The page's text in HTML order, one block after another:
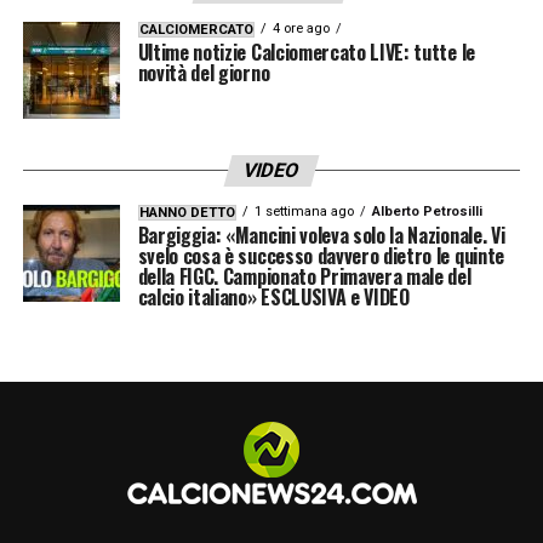
Roma comunica l’interruzione del prestito
di Leon Bailey. Il calciatore tornerà
all’Aston Villa. Il Club ringrazia Leon e gli
Trigoria senza rimpianti eccessivi da parte
della tifoseria, diventando una “meteora” in
una stagione in cui la Roma cerca stabilità
per inseguire i suoi obiettivi europei.Ora per
LA PLAYLIST DELLE NOSTRE TOP NEWS
CALCIOMERCATO 4 ore ago
Ultime notizie Calciomercato LIVE: tutte le
novità del giorno
VIDEO
HANNO DETTO 1 settimana ago Alberto Petrosilli
Bargiggia: «Mancini voleva solo la Nazionale. Vi
svelo cosa è successo davvero dietro le quinte
della FIGC. Campionato Primavera male del
calcio italiano» ESCLUSIVA e VIDEO